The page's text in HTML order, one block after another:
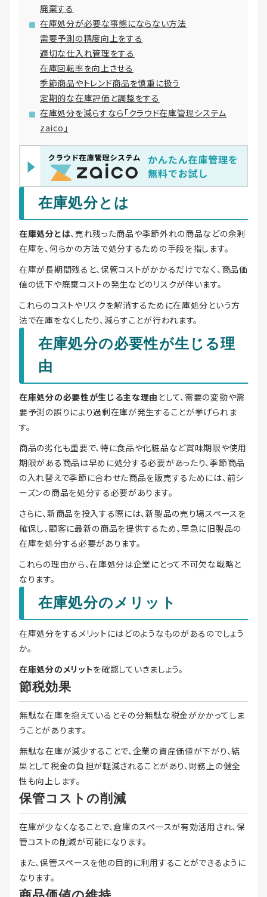
廃棄する
在庫処分が必要な事態にならない方法
需要予測の精度向上をする
適切な仕入れ管理をする
在庫回転率を向上させる
季節商品やトレンド商品を慎重に扱う
定期的な在庫評価と調整をする
在庫処分を減らすなら「クラウド在庫管理システム
zaico」
在庫処分とは
在庫処分とは、売れ残った商品や季節外れの商品などの余剰
在庫を、何らかの方法で処分するための手段を指します。
在庫が長期間残ると、保管コストがかかるだけでなく、商品価
値の低下や廃棄コストの発生などのリスクが伴います。
これらのコストやリスクを解消するために在庫処分という方
法で在庫をなくしたり、減らすことが行われます。
在庫処分の必要性が生じる理
由
在庫処分の必要性が生じる主な理由 として、需要の変動や需
要予測の誤りにより過剰在庫が発生することが挙げられま
す。
商品の劣化も重要で、特に食品や化粧品など賞味期限や使用
期限がある商品は早めに処分する必要があったり、季節商品
の入れ替えで季節に合わせた商品を販売するためには、前シ
ーズンの商品を処分する必要があります。
さらに、新商品を投入する際には、新製品の売り場スペースを
確保し、顧客に最新の商品を提供するため、早急に旧製品の
在庫を処分する必要があります。
これらの理由から、在庫処分は企業にとって不可欠な戦略と
なります。
在庫処分のメリット
在庫処分をするメリットにはどのようなものがあるのでしょう
か。
在庫処分のメリットを確認していきましょう。
節税効果
無駄な在庫を抱えているとその分無駄な税金がかかってしま
うことがあります。
無駄な在庫が減少することで、企業の資産価値が下がり、結
果として税金の負担が軽減されることがあり、財務上の健全
性も向上します。
保管コストの削減
在庫が少なくなることで、倉庫のスペースが有効活用され、保
管コストの削減が可能になります。
また、保管スペースを他の目的に利用することができるように
なります。